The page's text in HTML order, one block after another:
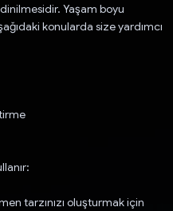
Yaşam boyu
konularda size yardımcı
tarzınızı oluşturmak için